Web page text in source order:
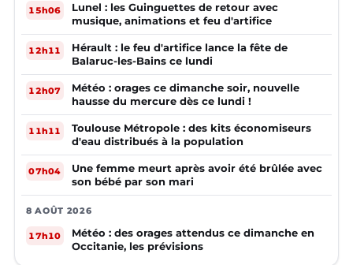
15h06
Lunel : les Guinguettes de retour avec
musique, animations et feu d'artifice
12h11
Hérault : le feu d'artifice lance la fête de
Balaruc-les-Bains ce lundi
12h07
Météo : orages ce dimanche soir, nouvelle
hausse du mercure dès ce lundi !
11h11
Toulouse Métropole : des kits économiseurs
d'eau distribués à la population
07h04
Une femme meurt après avoir été brûlée avec
son bébé par son mari
8 AOÛT 2026
17h10
Météo : des orages attendus ce dimanche en
Occitanie, les prévisions